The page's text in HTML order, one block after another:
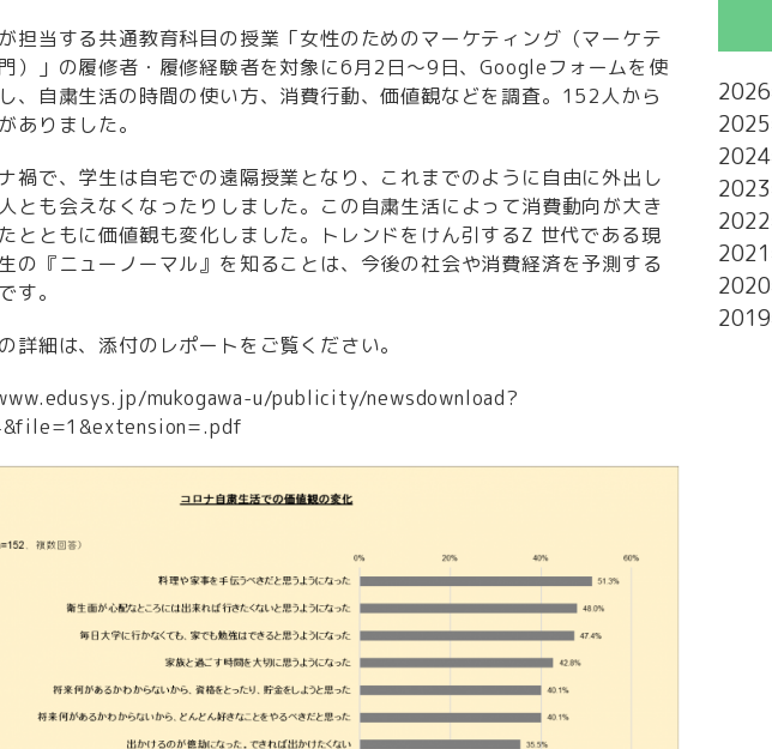
担当する共通教育科目の授業「女性のためのマーケティング（マーケテ
）」の履修者・履修経験者を対象に6月2日～9日、Googleフォームを使
、自粛生活の時間の使い方、消費行動、価値観などを調査。152人から
ありました。
禍で、学生は自宅での遠隔授業となり、これまでのように自由に外出し
とも会えなくなったりしました。この自粛生活によって消費動向が大き
とともに価値観も変化しました。トレンドをけん引するZ 世代である現
の『ニューノーマル』を知ることは、今後の社会や消費経済を予測する
す。
詳細は、添付のレポートをご覧ください。
mukogawa-u/publicity/newsdownload?
2026
2025
2024
2023
2022
2021
2020
2019